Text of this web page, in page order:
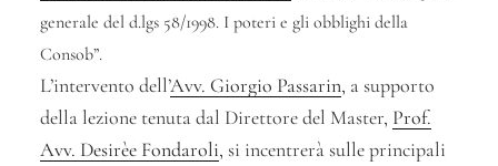
generale del d.lgs 58/1998. I poteri e gli obblighi della
Consob”.
L’intervento dell’Avv. Giorgio Passarin, a supporto
della lezione tenuta dal Direttore del Master, Prof.
Avv. Desirèe Fondaroli, si incentrerà sulle principali